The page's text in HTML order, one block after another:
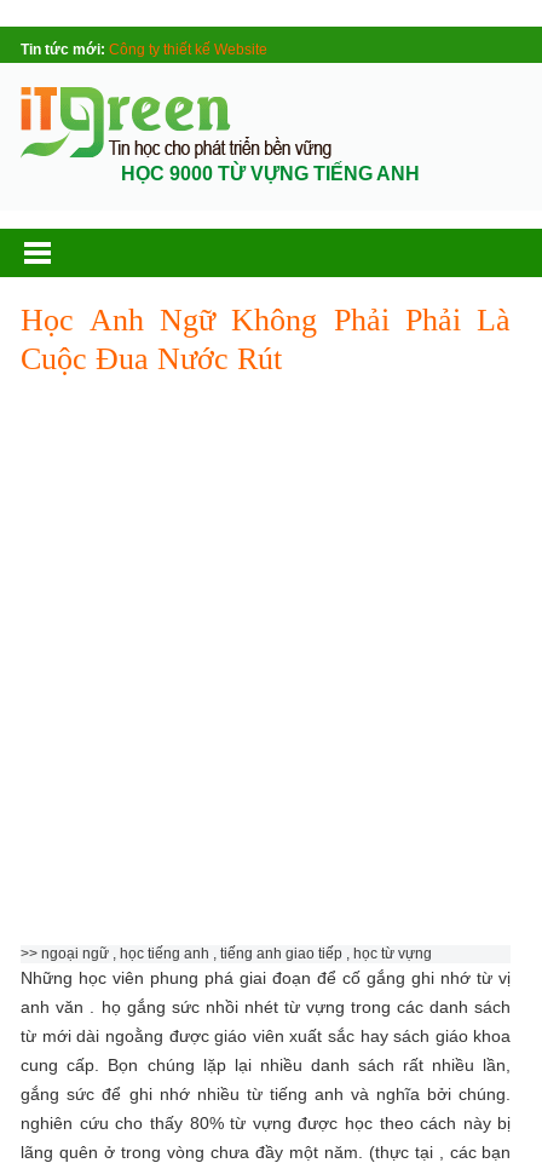
Tin tức mới: Công ty thiết kế Website
HỌC 9000 TỪ VỰNG TIẾNG ANH
Học Anh Ngữ Không Phải Phải Là
Cuộc Đua Nước Rút
>> ngoại ngữ , học tiếng anh , tiếng anh giao tiếp , học từ vựng
Những học viên phung phá giai đoạn để cố gắng ghi nhớ từ vị
anh văn . họ gắng sức nhồi nhét từ vựng trong các danh sách
từ mới dài ngoằng được giáo viên xuất sắc hay sách giáo khoa
cung cấp. Bọn chúng lặp lại nhiều danh sách rất nhiều lần,
gắng sức để ghi nhớ nhiều từ tiếng anh và nghĩa bởi chúng.
nghiên cứu cho thấy 80% từ vựng được học theo cách này bị
lãng quên ở trong vòng chưa đầy một năm. (thực tại , các bạn